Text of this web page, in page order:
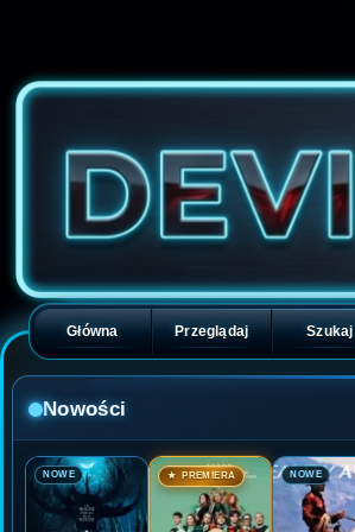
Główna Przeglądaj Szukaj
Nowości
🎬NOWE 🎬★ PREMIERA 🎬NOWE